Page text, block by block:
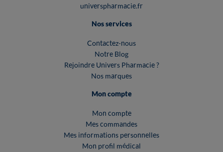
universpharmacie.fr
Nos services
Contactez-nous
Notre Blog
Rejoindre Univers Pharmacie ?
Nos marques
Mon compte
Mon compte
Mes commandes
Mes informations personnelles
Mon profil médical